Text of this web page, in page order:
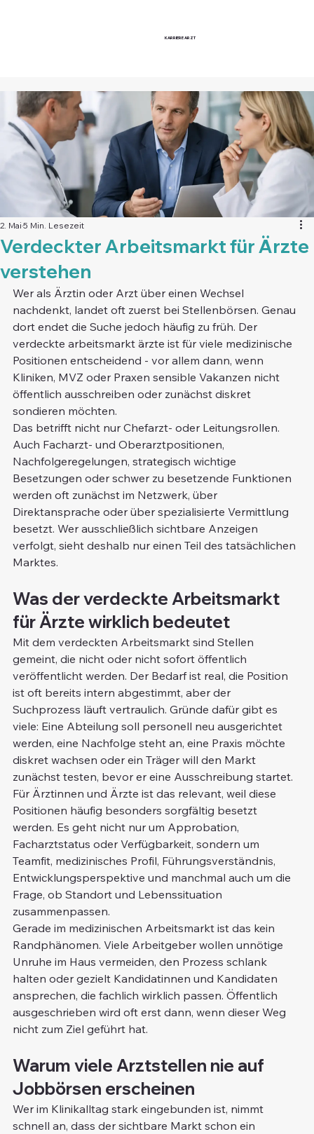
KARRIEREARZT
Verdeckter Arbeitsmarkt für Ärzte
verstehen
2. Mai 5 Min. Lesezeit
Wer als Ärztin oder Arzt über einen Wechsel
nachdenkt, landet oft zuerst bei Stellenbörsen. Genau
dort endet die Suche jedoch häufig zu früh. Der
verdeckte arbeitsmarkt ärzte ist für viele medizinische
Positionen entscheidend - vor allem dann, wenn
Kliniken, MVZ oder Praxen sensible Vakanzen nicht
öffentlich ausschreiben oder zunächst diskret
sondieren möchten.
Das betrifft nicht nur Chefarzt- oder Leitungsrollen.
Auch Facharzt- und Oberarztpositionen,
Nachfolgeregelungen, strategisch wichtige
Besetzungen oder schwer zu besetzende Funktionen
werden oft zunächst im Netzwerk, über
Direktansprache oder über spezialisierte Vermittlung
besetzt. Wer ausschließlich sichtbare Anzeigen
verfolgt, sieht deshalb nur einen Teil des tatsächlichen
Marktes.
Was der verdeckte Arbeitsmarkt
für Ärzte wirklich bedeutet
Mit dem verdeckten Arbeitsmarkt sind Stellen
gemeint, die nicht oder nicht sofort öffentlich
veröffentlicht werden. Der Bedarf ist real, die Position
ist oft bereits intern abgestimmt, aber der
Suchprozess läuft vertraulich. Gründe dafür gibt es
viele: Eine Abteilung soll personell neu ausgerichtet
werden, eine Nachfolge steht an, eine Praxis möchte
diskret wachsen oder ein Träger will den Markt
zunächst testen, bevor er eine Ausschreibung startet.
Für Ärztinnen und Ärzte ist das relevant, weil diese
Positionen häufig besonders sorgfältig besetzt
werden. Es geht nicht nur um Approbation,
Facharztstatus oder Verfügbarkeit, sondern um
Teamfit, medizinisches Profil, Führungsverständnis,
Entwicklungsperspektive und manchmal auch um die
Frage, ob Standort und Lebenssituation
zusammenpassen.
Gerade im medizinischen Arbeitsmarkt ist das kein
Randphänomen. Viele Arbeitgeber wollen unnötige
Unruhe im Haus vermeiden, den Prozess schlank
halten oder gezielt Kandidatinnen und Kandidaten
ansprechen, die fachlich wirklich passen. Öffentlich
ausgeschrieben wird oft erst dann, wenn dieser Weg
nicht zum Ziel geführt hat.
Warum viele Arztstellen nie auf
Jobbörsen erscheinen
Wer im Klinikalltag stark eingebunden ist, nimmt
schnell an, dass der sichtbare Markt schon ein